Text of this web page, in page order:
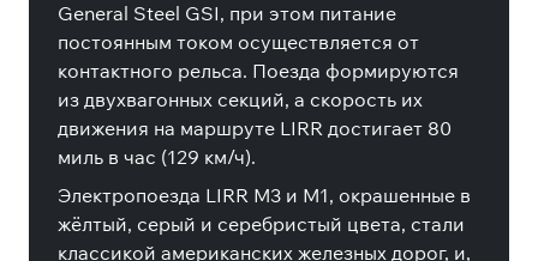
General Steel GSI, при этом питание
постоянным током осуществляется от
контактного рельса. Поезда формируются
из двухвагонных секций, а скорость их
движения на маршруте LIRR достигает 80
миль в час (129 км/ч).
Электропоезда LIRR M3 и M1, окрашенные в
жёлтый, серый и серебристый цвета, стали
классикой американских железных дорог, и,